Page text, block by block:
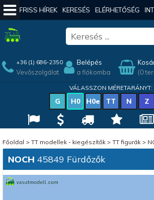
FRISS HÍREK KERESÉS ELÉRHETŐSÉG
+36 (1) 686-2350
Vevőszolgálat
Belépés
a fiókomba
(0
VÁLASSZON MÉRETARÁNYT:
G H0 H0e TT N Z
Főoldal > TT modellek - kiegészítők> TT figurák>
NOCH 45849 Fürdőzők